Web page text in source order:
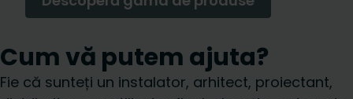
Cum vă putem ajuta?
Fie că sunteți un instalator, arhitect, proiectant,